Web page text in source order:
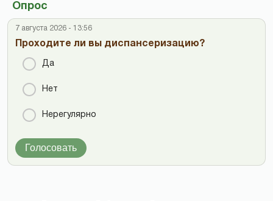
Опрос
7 августа 2026 - 13:56
Проходите ли вы диспансеризацию?
Да
Нет
Нерегулярно
Голосовать